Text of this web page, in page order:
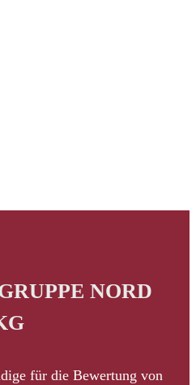
NORD
für die Bewertung von